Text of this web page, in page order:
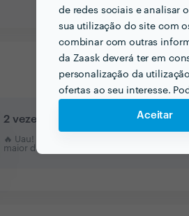
de redes sociais e analisar
sua utilização do site com
combinar com outras
da Zaask deverá ter em
personalização da
ofertas ao seu interesse.
Aceitar
Ver mais
2 vezes Profissional de Excelência
🔥 Uau! Encontrou um/a Profissional de
maior distinção da Zaask em